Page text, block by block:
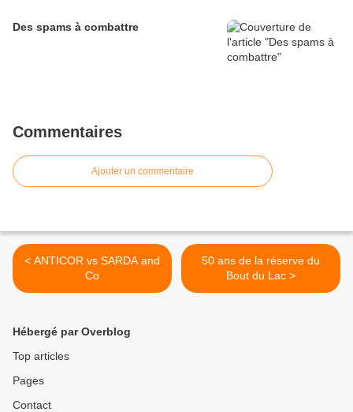
Des spams à combattre
Commentaires
Ajouter un commentaire
< ANTICOR vs SARDA and
Co
50 ans de la réserve du
Bout du Lac >
Hébergé par Overblog
Top articles
Pages
Contact